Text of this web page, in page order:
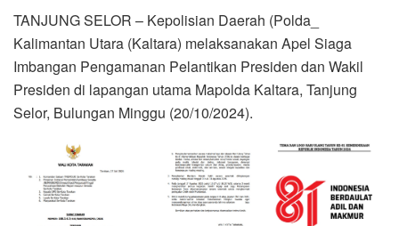
TANJUNG SELOR – Kepolisian Daerah (Polda_
Kalimantan Utara (Kaltara) melaksanakan Apel Siaga
Imbangan Pengamanan Pelantikan Presiden dan Wakil
Presiden di lapangan utama Mapolda Kaltara, Tanjung
Selor, Bulungan Minggu (20/10/2024).